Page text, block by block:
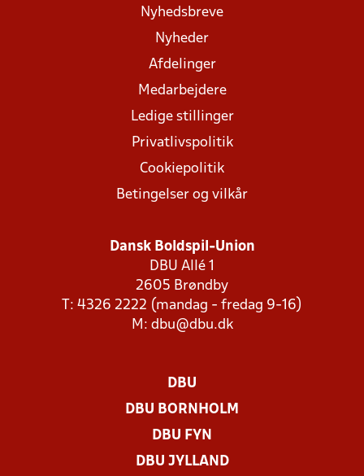
Nyhedsbreve
Nyheder
Afdelinger
Medarbejdere
Ledige stillinger
Privatlivspolitik
Cookiepolitik
Betingelser og vilkår
Dansk Boldspil-Union
DBU Allé 1
2605 Brøndby
T: 4326 2222 (mandag - fredag 9-16)
M: dbu@dbu.dk
DBU
DBU BORNHOLM
DBU FYN
DBU JYLLAND